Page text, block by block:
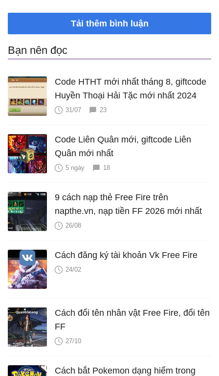
Tải thêm bình luận
Bạn nên đọc
Code HTHT mới nhất tháng 8, giftcode
Huyền Thoại Hải Tặc mới nhất 2024
31/07 23
Code Liên Quân mới, giftcode Liên
Quân mới nhất
5 ngày 18
9 cách nạp thẻ Free Fire trên
napthe.vn, nạp tiền FF 2026 mới nhất
26/08
Cách đăng ký tài khoản Vk Free Fire
24/02
Cách đổi tên nhân vật Free Fire, đổi tên
FF
27/10
Cách bắt Pokemon dạng hiếm trong